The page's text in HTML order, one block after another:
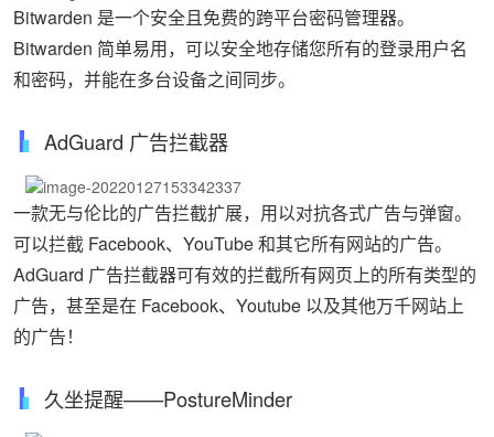
Bitwarden 是一个安全且免费的跨平台密码管理器。
Bitwarden 简单易用，可以安全地存储您所有的登录用户名
和密码，并能在多台设备之间同步。
AdGuard 广告拦截器
一款无与伦比的广告拦截扩展，用以对抗各式广告与弹窗。
可以拦截 Facebook、YouTube 和其它所有网站的广告。
AdGuard 广告拦截器可有效的拦截所有网页上的所有类型的
广告，甚至是在 Facebook、Youtube 以及其他万千网站上
的广告！
久坐提醒——PostureMinder